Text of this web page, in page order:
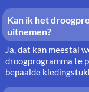
Kan ik het droogprogramma stoppen en de was eerder
uitnemen?
Ja, dat kan meestal
droogprogramma te
bepaalde